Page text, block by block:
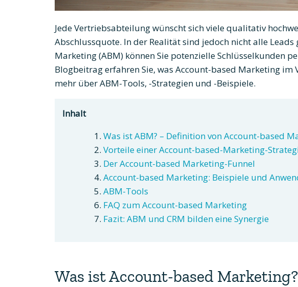
Jede Vertriebsabteilung wünscht sich viele qualitativ
Abschlussquote. In der Realität sind jedoch nicht alle
Marketing (ABM) können Sie potenzielle Schlüsselkunden
Blogbeitrag erfahren Sie, was Account-based Marketing
mehr über ABM-Tools, -Strategien und -Beispiele.
Inhalt
Was ist ABM? – Definition von Account-based
Vorteile einer Account-based-Marketing-
Der Account-based Marketing-Funnel
Account-based Marketing: Beispiele und
ABM-Tools
FAQ zum Account-based Marketing
Fazit: ABM und CRM bilden eine Synergie
Was ist Account-based